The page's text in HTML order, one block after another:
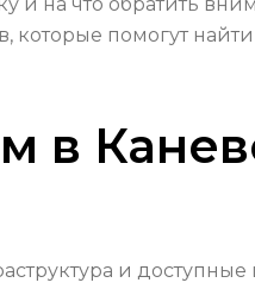
и на что обратить
которые помогут
в
и